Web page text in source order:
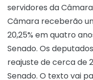
servidores da
Câmara receberão
20,25% em quatro
Senado. Os
reajuste de cerca de
Senado. O texto vai